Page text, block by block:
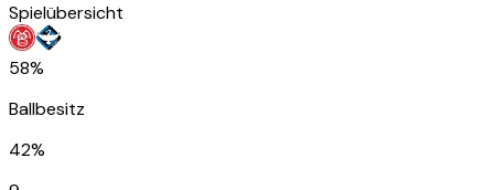
Spielübersicht
58%
Ballbesitz
42%